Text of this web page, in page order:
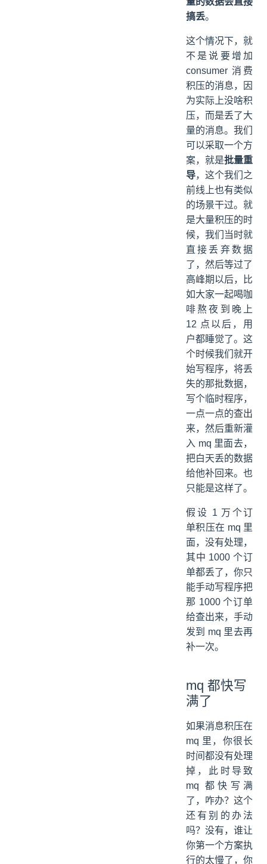
搞丢。
这个情况下，就
不是说要增加
consumer 消费
积压的消息，因
为实际上没啥积
压，而是丢了大
量的消息。我们
可以采取一个方
案，就是批量重
导，这个我们之
前线上也有类似
的场景干过。就
是大量积压的时
候，我们当时就
直接丢弃数据
了，然后等过了
高峰期以后，比
如大家一起喝咖
啡熬夜到晚上
12 点以后，用
户都睡觉了。这
个时候我们就开
始写程序，将丢
失的那批数据，
写个临时程序，
一点一点的查出
来，然后重新灌
入 mq 里面去，
把白天丢的数据
给他补回来。也
只能是这样了。
假设 1 万个订
单积压在 mq 里
面，没有处理，
其中 1000 个订
单都丢了，你只
能手动写程序把
那 1000 个订单
给查出来，手动
发到 mq 里去再
补一次。
mq 都快写
满了
如果消息积压在
mq 里，你很长
时间都没有处理
掉，此时导致
mq 都快写满
了，咋办？这个
还有别的办法
吗？没有，谁让
你第一个方案执
行的太慢了，你